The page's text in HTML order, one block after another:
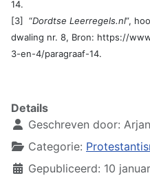
14.
[3] “Dordtse Leerregels.nl”,
dwaling nr. 8, Bron: https://
3-en-4/paragraaf-14.
Details
Geschreven door:
Categorie:
Gepubliceerd: 10